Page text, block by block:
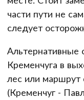
части пути не
следует
Альтернативные
Кременчуга в
лес или маршрут
(Кременчуг -